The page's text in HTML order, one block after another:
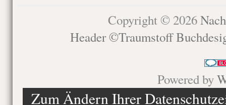
Copyright © 2026
Header ©Traumstoff
Powered by
Zum Ändern Ihrer